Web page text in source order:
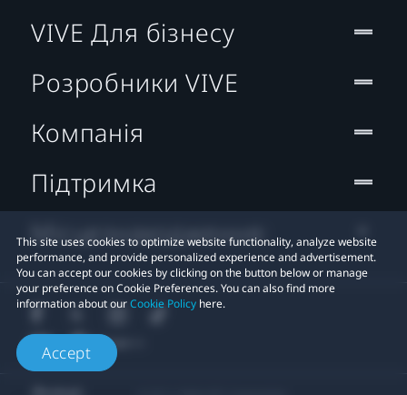
This site uses cookies to optimize website functionality, analyze website
performance, and provide personalized experience and advertisement.
You can accept our cookies by clicking on the button below or manage
your preference on Cookie Preferences. You can also find more
information about ourCookie Policy here.
Accept
VIVE Для бізнесу
Розробники VIVE
Компанія
Підтримка
Місцезнаходження: